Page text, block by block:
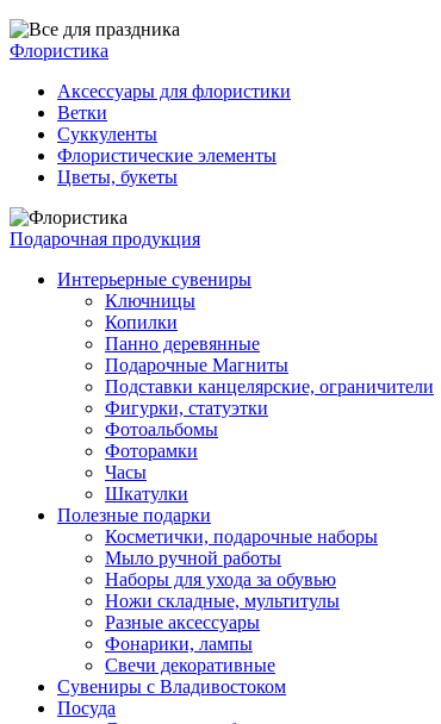
Флористика
Аксессуары для флористики
Ветки
Суккуленты
Флористические элементы
Цветы, букеты
Подарочная продукция
Интерьерные сувениры
Ключницы
Копилки
Панно деревянные
Подарочные Магниты
Подставки канцелярские, ограничители
Фигурки, статуэтки
Фотоальбомы
Фоторамки
Часы
Шкатулки
Полезные подарки
Косметички, подарочные наборы
Мыло ручной работы
Наборы для ухода за обувью
Ножи складные, мультитулы
Разные аксессуары
Фонарики, лампы
Свечи декоративные
Сувениры с Владивостоком
Посуда